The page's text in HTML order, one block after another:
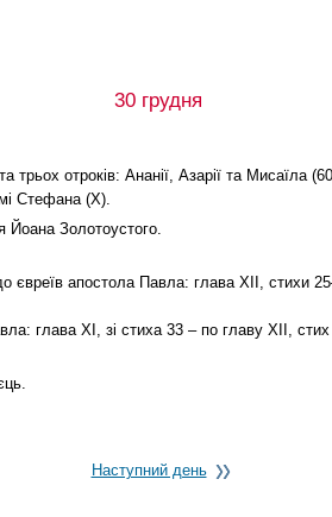
30 грудня
трьох отрокiв: Ананiї, Азарiї та Мисаїла
Стефана (Х).
Йоана Золотоустого.
євреїв апостола Павла: глава ХІІ, стихи
глава ХІ, зі стиха 33 – по главу ХІІ,
Наступний день